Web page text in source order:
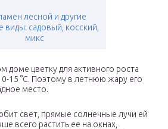
лесной и другие
виды: садовый, косский,
микс
доме цветку для активного роста
15 °С. Поэтому в летнюю жару его
место.
свет, прямые солнечные лучи ей
всего растить ее на окнах,